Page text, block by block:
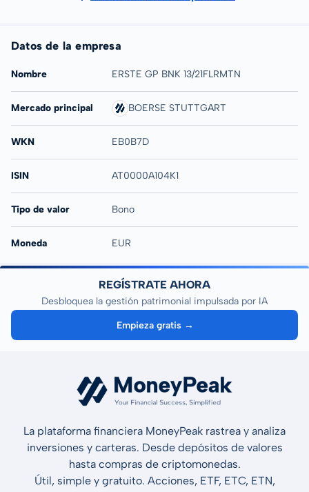
Datos de la empresa
Nombre ERSTE GP BNK 13/21FLRMTN
Mercado principal BOERSE STUTTGART
WKN EB0B7D
ISIN AT0000A104K1
Tipo de valor Bono
Moneda EUR
REGÍSTRATE AHORA
Desbloquea la gestión patrimonial impulsada por IA
Empieza gratis →
La plataforma financiera MoneyPeak rastrea y analiza
inversiones y carteras. Desde depósitos de valores
hasta compras de criptomonedas.
Útil, simple y gratuito. Acciones, ETF, ETC, ETN,